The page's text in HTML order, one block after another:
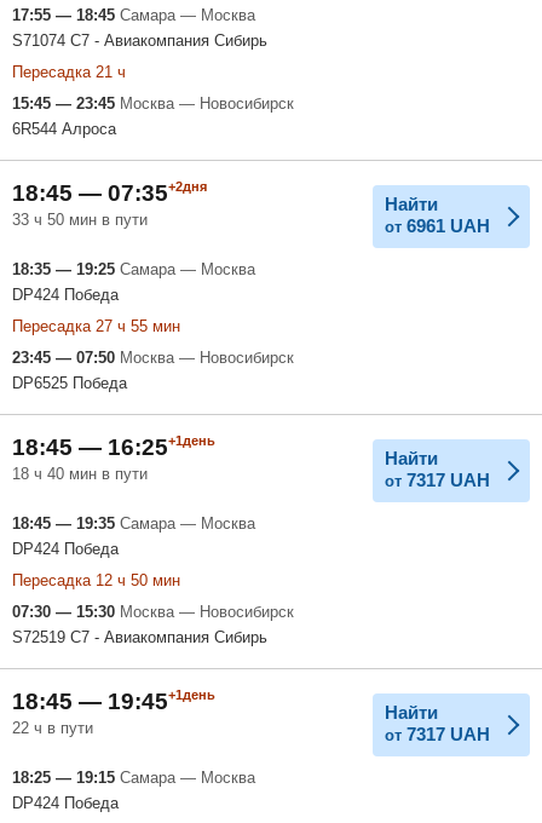
17:55 — 18:45 Самара — Москва
S71074 С7 - Авиакомпания Сибирь
Пересадка 21 ч
15:45 — 23:45 Москва — Новосибирск
6R544 Алроса
18:45 — 07:35+2дня
33 ч 50 мин в пути
Найти
от 6961 UAH
18:35 — 19:25 Самара — Москва
DP424 Победа
Пересадка 27 ч 55 мин
23:45 — 07:50 Москва — Новосибирск
DP6525 Победа
18:45 — 16:25+1день
18 ч 40 мин в пути
Найти
от 7317 UAH
18:45 — 19:35 Самара — Москва
DP424 Победа
Пересадка 12 ч 50 мин
07:30 — 15:30 Москва — Новосибирск
S72519 С7 - Авиакомпания Сибирь
18:45 — 19:45+1день
22 ч в пути
Найти
от 7317 UAH
18:25 — 19:15 Самара — Москва
DP424 Победа